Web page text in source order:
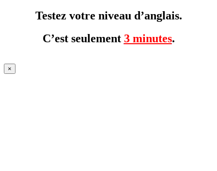
Testez votre niveau d’anglais.
C’est seulement 3 minutes.
×